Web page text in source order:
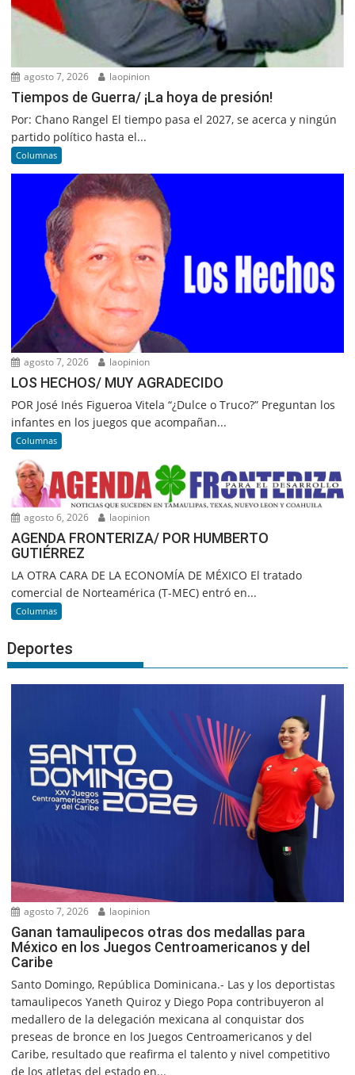
agosto 7, 2026 laopinion
Tiempos de Guerra/ ¡La hoya de presión!
Por: Chano Rangel El tiempo pasa el 2027, se acerca y ningún
partido político hasta el...
Columnas
agosto 7, 2026 laopinion
LOS HECHOS/ MUY AGRADECIDO
POR José Inés Figueroa Vitela “¿Dulce o Truco?” Preguntan los
infantes en los juegos que acompañan...
Columnas
agosto 6, 2026 laopinion
AGENDA FRONTERIZA/ POR HUMBERTO
GUTIÉRREZ
LA OTRA CARA DE LA ECONOMÍA DE MÉXICO El tratado
comercial de Norteamérica (T-MEC) entró en...
Columnas
Deportes
agosto 7, 2026 laopinion
Ganan tamaulipecos otras dos medallas para
México en los Juegos Centroamericanos y del
Caribe
Santo Domingo, República Dominicana.- Las y los deportistas
tamaulipecos Yaneth Quiroz y Diego Popa contribuyeron al
medallero de la delegación mexicana al conquistar dos
preseas de bronce en los Juegos Centroamericanos y del
Caribe, resultado que reafirma el talento y nivel competitivo
de los atletas del estado en...